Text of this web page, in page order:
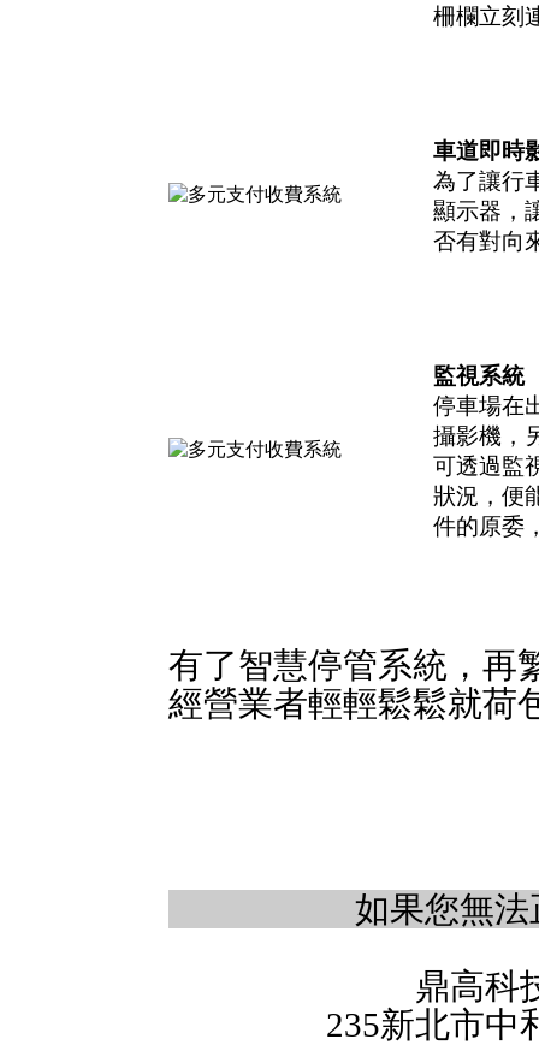
柵欄立刻
車道即時
為了讓行
顯示器，
否有對向
監視系統
停車場在
攝影機，
可透過監
狀況，便
件的原委
有了智慧停管系統，再
經營業者輕輕鬆鬆就荷
如果您無
鼎高科
235新北市中